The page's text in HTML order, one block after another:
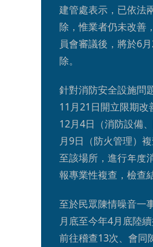
建管處表示，已依法
除，惟業者仍未改善
員會審議後，將於6
除。
針對消防安全設施問
11月21日開立限期
12月4日（消防設備
月9日（防火管理）
至該場所，進行年度
報專業性複查，檢查
至於民眾陳情噪音一
月底至今年4月底陸
前往稽查13次、會同